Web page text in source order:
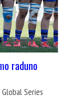
raduno
Series